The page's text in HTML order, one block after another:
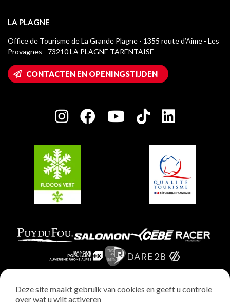
Classificatie van de gemeubileerde accommodaties
Verblijfstaks
Mediatheek
La Plagne logo's
Wifi toegang
Huis van de eigenaar
Charter van toegewijde spelers
Montchavin - Les Coches
Champagny-en-Vanoise
Plagne 1800
Plagne Villages
Plagne Aime 2000
LA PLAGNE
Office de Tourisme de La Grande Plagne - 1355 route d’Aime - Les
Provagnes - 73210 LA PLAGNE TARENTAISE
CONTACTEN EN OPENINGSTIJDEN
Deze site maakt gebruik van cookies en geeft u controle
over wat u wilt activeren